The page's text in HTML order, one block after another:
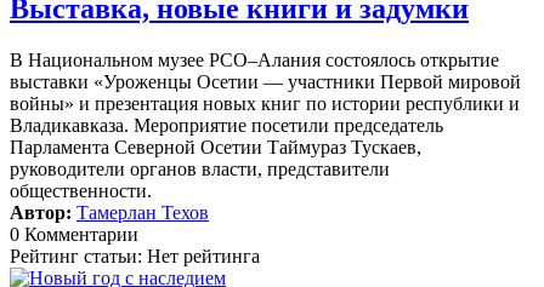
Выставка, новые книги и задумки
В Национальном музее РСО–Алания состоялось открытие
выставки «Уроженцы Осетии — участники Первой мировой
войны» и презентация новых книг по истории республики и
Владикавказа. Мероприятие посетили председатель
Парламента Северной Осетии Таймураз Тускаев,
руководители органов власти, представители
общественности.
Автор: Тамерлан Техов
0 Комментарии
Рейтинг статьи: Нет рейтинга